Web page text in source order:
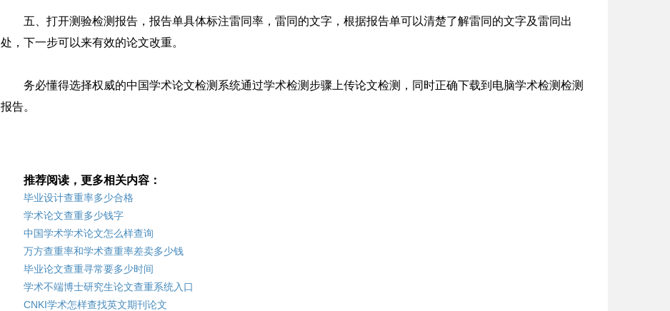
五、打开测验检测报告，报告单具体标注雷同率，雷同的文字，根据报告单可以清楚了解雷同的文字及雷同出
处，下一步可以来有效的论文改重。
务必懂得选择权威的中国学术论文检测系统通过学术检测步骤上传论文检测，同时正确下载到电脑学术检测检测
报告。
推荐阅读，更多相关内容：
毕业设计查重率多少合格
学术论文查重多少钱字
中国学术学术论文怎么样查询
万方查重率和学术查重率差卖多少钱
毕业论文查重寻常要多少时间
学术不端博士研究生论文查重系统入口
CNKI学术怎样查找英文期刊论文